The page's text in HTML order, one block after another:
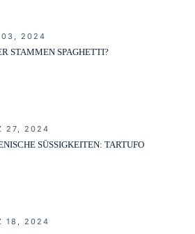
03, 2024
STAMMEN SPAGHETTI?
27, 2024
SÜSSIGKEITEN: TARTUFO
18, 2024